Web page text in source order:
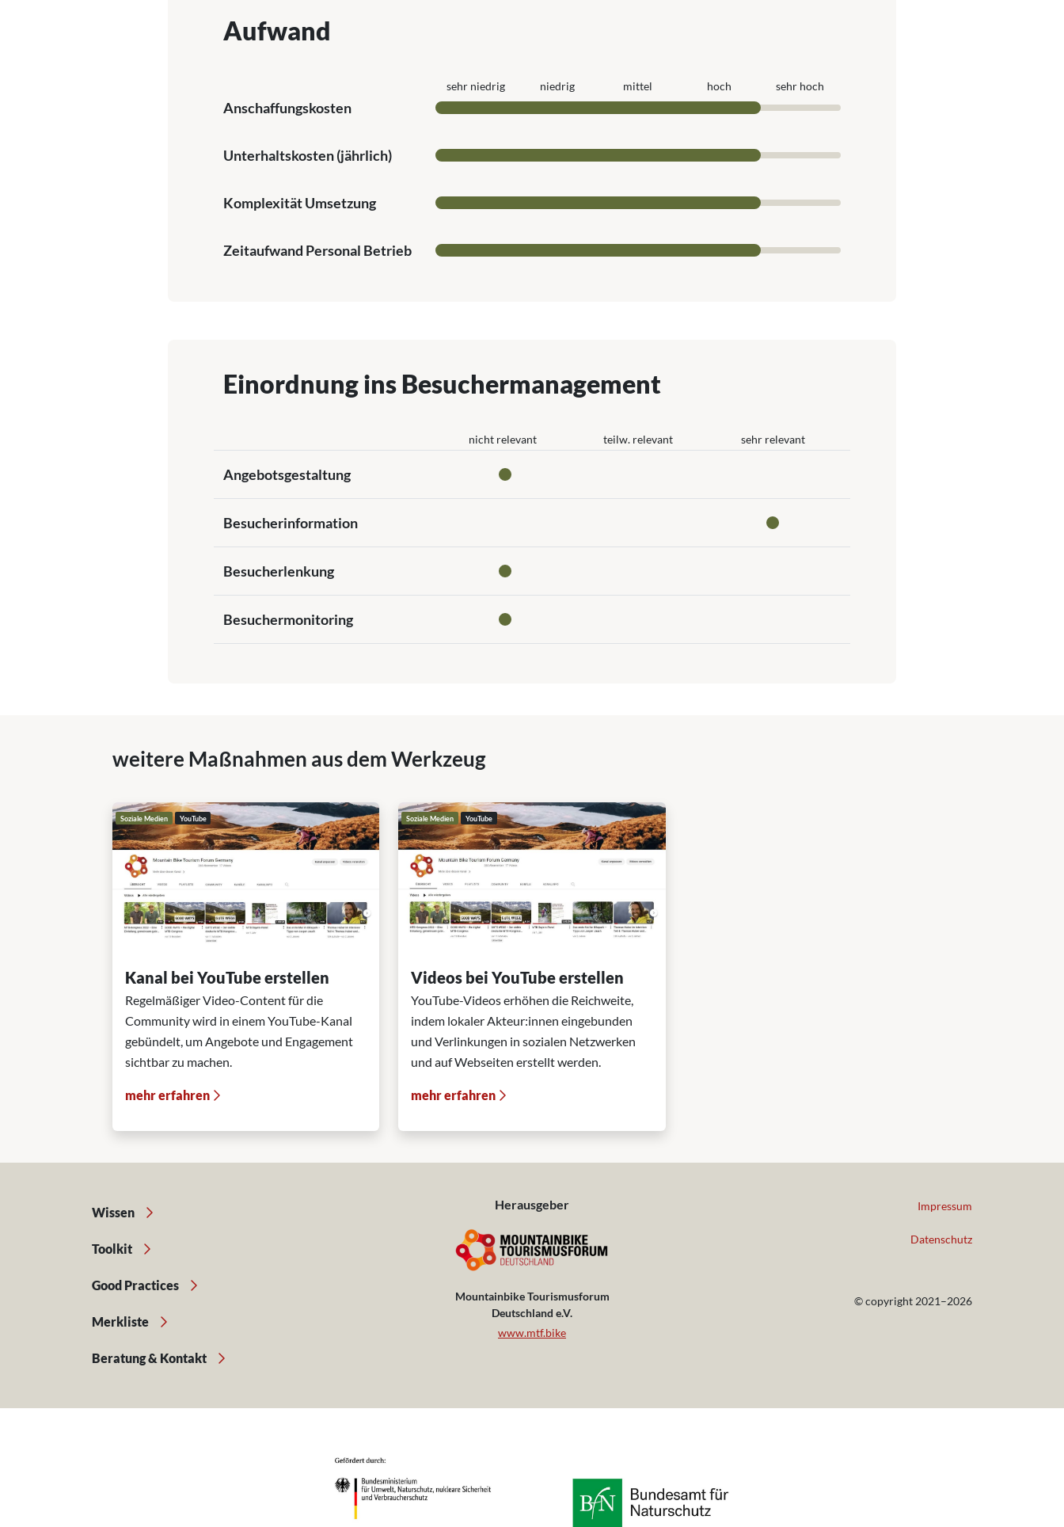
Aufwand
sehr niedrig niedrig mittel hoch sehr hoch
Anschaffungskosten
Unterhaltskosten (jährlich)
Komplexität Umsetzung
Zeitaufwand Personal Betrieb
Einordnung ins Besuchermanagement
nicht relevant teilw. relevant sehr relevant
Angebotsgestaltung
Besucherinformation
Besucherlenkung
Besuchermonitoring
weitere Maßnahmen aus dem Werkzeug
Soziale Medien YouTube
Kanal bei YouTube erstellen
Regelmäßiger Video-Content für die
Community wird in einem YouTube-Kanal
gebündelt, um Angebote und Engagement
sichtbar zu machen.
mehr erfahren
Soziale Medien YouTube
Videos bei YouTube erstellen
YouTube-Videos erhöhen die Reichweite,
indem lokaler Akteur:innen eingebunden
und Verlinkungen in sozialen Netzwerken
und auf Webseiten erstellt werden.
mehr erfahren
Wissen
Toolkit
Good Practices
Merkliste
Beratung & Kontakt
Herausgeber
Mountainbike Tourismusforum
Deutschland e.V.
www.mtf.bike
Impressum
Datenschutz
© copyright 2021–2026